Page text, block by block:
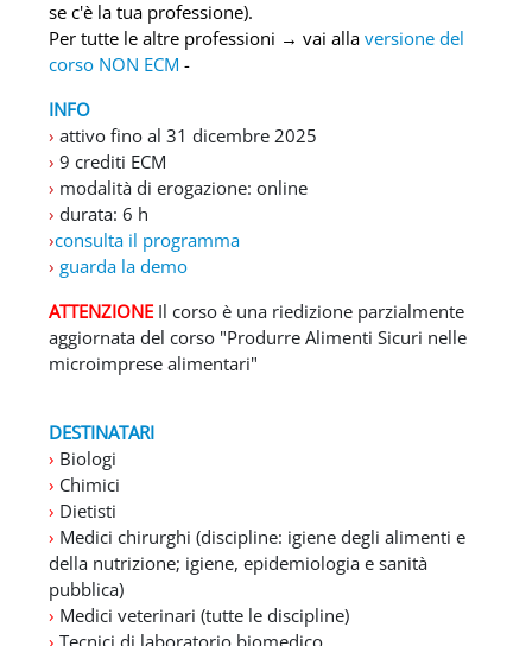
se c'è la tua professione).
Per tutte le altre professioni → vai alla versione del
corso NON ECM -
INFO
› attivo fino al 31 dicembre 2025
› 9 crediti ECM
› modalità di erogazione: online
› durata: 6 h
›consulta il programma
› guarda la demo
ATTENZIONE Il corso è una riedizione parzialmente
aggiornata del corso "Produrre Alimenti Sicuri nelle
microimprese alimentari"
DESTINATARI
› Biologi
› Chimici
› Dietisti
› Medici chirurghi (discipline: igiene degli alimenti e
della nutrizione; igiene, epidemiologia e sanità
pubblica)
› Medici veterinari (tutte le discipline)